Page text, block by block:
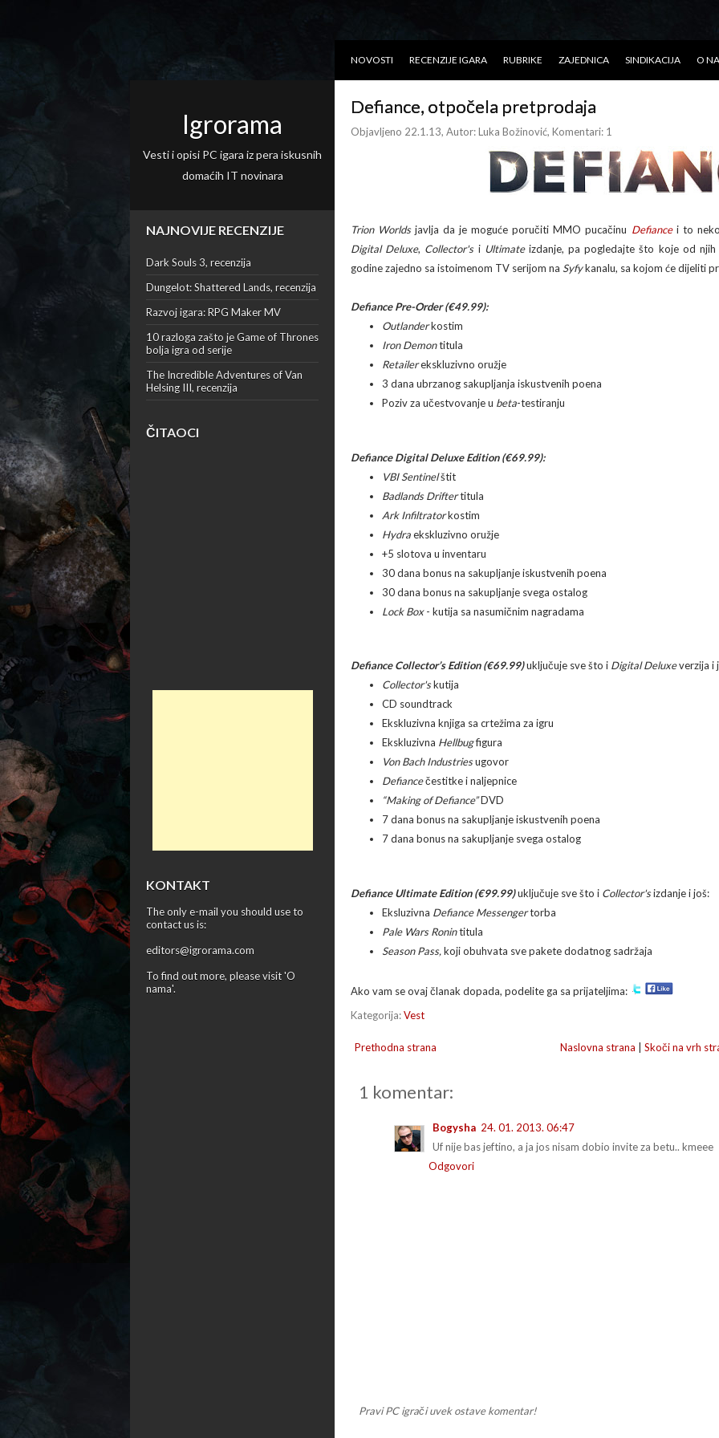
NOVOSTI RECENZIJE IGARA RUBRIKE ZAJEDNICA SINDIKACIJA O
Igrorama
Vesti i opisi PC igara iz pera iskusnih
domaćih IT novinara
NAJNOVIJE RECENZIJE
Dark Souls 3, recenzija
Dungelot: Shattered Lands, recenzija
Razvoj igara: RPG Maker MV
10 razloga zašto je Game of Thrones
bolja igra od serije
The Incredible Adventures of Van
Helsing III, recenzija
ČITAOCI
KONTAKT
The only e-mail you should use to
contact us is:
editors@igrorama.com
To find out more, please visit 'O
nama'.
Defiance, otpočela pretprodaja
Objavljeno 22.1.13, Autor:Luka Božinović, Komentari: 1
Trion Worldsjavlja da je moguće poručiti MMO pucačinu Defiancei to
Digital Deluxe, Collector'si Ultimateizdanje, pa pogledajte što koje od
godine zajedno sa istoimenom TV serijom na Syfykanalu, sa kojom će dijeliti
Defiance Pre-Order (€49.99):
Outlanderkostim
Iron Demontitula
Retailerekskluzivno oružje
3 dana ubrzanog sakupljanja iskustvenih poena
Poziv za učestvovanje u beta-testiranju
Defiance Digital Deluxe Edition (€69.99):
VBI Sentinelštit
Badlands Driftertitula
Ark Infiltratorkostim
Hydraekskluzivno oružje
+5 slotova u inventaru
30 dana bonus na sakupljanje iskustvenih poena
30 dana bonus na sakupljanje svega ostalog
Lock Box- kutija sa nasumičnim nagradama
Defiance Collector’s Edition (€69.99)uključuje sve što i Digital Deluxeverzija i
Collector'skutija
CD soundtrack
Ekskluzivna knjiga sa crtežima za igru
Ekskluzivna Hellbugfigura
Von Bach Industriesugovor
Defiancečestitke i naljepnice
“Making of Defiance”DVD
7 dana bonus na sakupljanje iskustvenih poena
7 dana bonus na sakupljanje svega ostalog
Defiance Ultimate Edition (€99.99)uključuje sve što i Collector'sizdanje i još:
Eksluzivna Defiance Messengertorba
Pale Wars Ronintitula
Season Pass,koji obuhvata sve pakete dodatnog sadržaja
Ako vam se ovaj članak dopada, podelite ga sa prijateljima:
Kategorija:Vest
Prethodna strana Naslovna strana Skoči na vrh
1 komentar:
Bogysha 24. 01. 2013. 06:47
Uf nije bas jeftino, a ja jos nisam dobio invite za betu.. kmeee
Odgovori
Pravi PC igrači uvek ostave komentar!